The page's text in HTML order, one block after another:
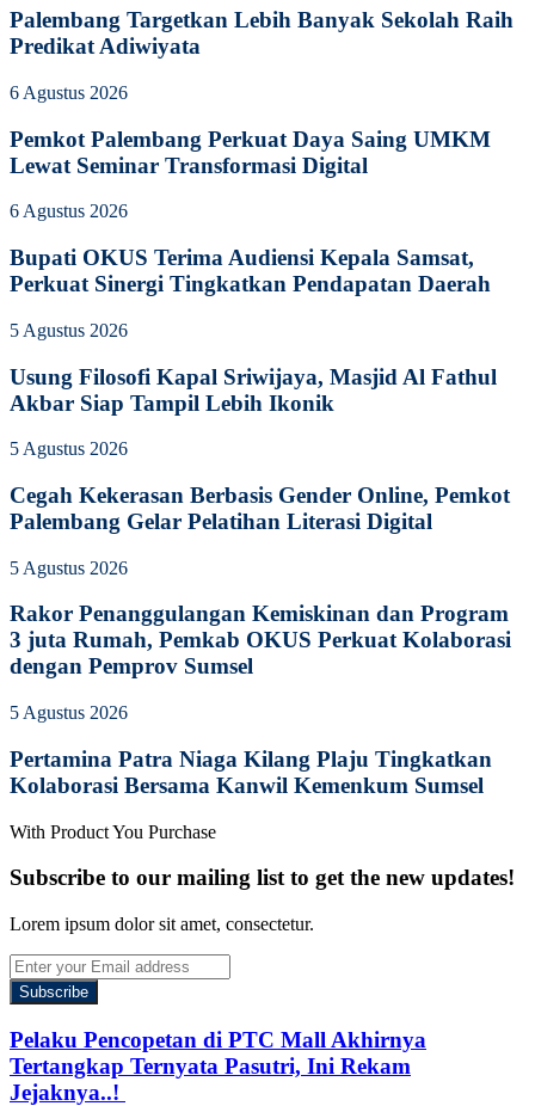
Palembang Targetkan Lebih Banyak Sekolah Raih
Predikat Adiwiyata
6 Agustus 2026
Pemkot Palembang Perkuat Daya Saing UMKM
Lewat Seminar Transformasi Digital
6 Agustus 2026
Bupati OKUS Terima Audiensi Kepala Samsat,
Perkuat Sinergi Tingkatkan Pendapatan Daerah
5 Agustus 2026
Usung Filosofi Kapal Sriwijaya, Masjid Al Fathul
Akbar Siap Tampil Lebih Ikonik
5 Agustus 2026
Cegah Kekerasan Berbasis Gender Online, Pemkot
Palembang Gelar Pelatihan Literasi Digital
5 Agustus 2026
Rakor Penanggulangan Kemiskinan dan Program
3 juta Rumah, Pemkab OKUS Perkuat Kolaborasi
dengan Pemprov Sumsel
5 Agustus 2026
Pertamina Patra Niaga Kilang Plaju Tingkatkan
Kolaborasi Bersama Kanwil Kemenkum Sumsel
With Product You Purchase
Subscribe to our mailing list to get the new updates!
Lorem ipsum dolor sit amet, consectetur.
Enter
your
Email
address
Pelaku Pencopetan di PTC Mall Akhirnya
Tertangkap Ternyata Pasutri, Ini Rekam
Jejaknya..!